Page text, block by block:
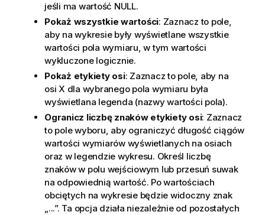
jeśli ma wartość NULL.
Pokaż wszystkie wartości: Zaznacz to pole,
aby na wykresie były wyświetlane wszystkie
wartości pola wymiaru, w tym wartości
wykluczone logicznie.
Pokaż etykiety osi: Zaznacz to pole, aby na
osi X dla wybranego pola wymiaru była
wyświetlana legenda (nazwy wartości pola).
Ogranicz liczbę znaków etykiety osi: Zaznacz
to pole wyboru, aby ograniczyć długość ciągów
wartości wymiarów wyświetlanych na osiach
oraz w legendzie wykresu. Określ liczbę
znaków w polu wejściowym lub przesuń suwak
na odpowiednią wartość. Po wartościach
obciętych na wykresie będzie widoczny znak
„...”. Ta opcja działa niezależnie od pozostałych